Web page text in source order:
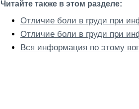
Читайте также в этом разделе:
Отличие боли в груди при
Отличие боли в груди при
Вся информация по этому